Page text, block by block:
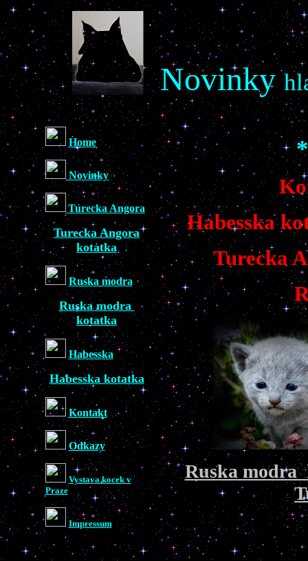
Novinky
Home
Novinky
Turecka Angora
Turecka Angora
kotatka
Ruska modra
Ruska modra
kotatka
Habesska
Habesska kotatka
Kontakt
Odkazy
Vystava kocek v
Praze
Impressum
Habesska
Turecka
Ruska modra